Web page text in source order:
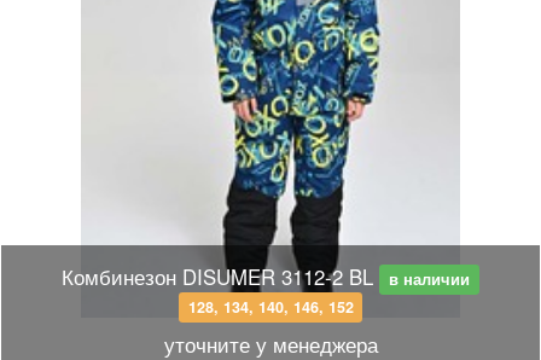
Комбинезон DISUMER 3112-2 BL
в наличии
128, 134, 140, 146, 152
уточните у менеджера